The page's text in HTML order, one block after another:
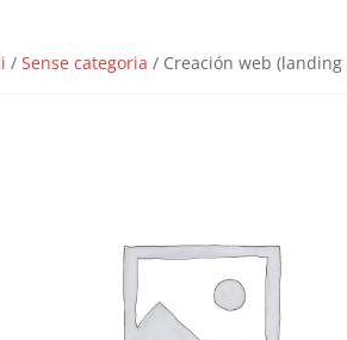
/Sense categoria / Creación web (landing